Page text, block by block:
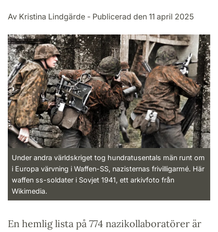
Av Kristina Lindgärde - Publicerad den 11 april 2025
Under andra världskriget tog hundratusentals män runt om
i Europa värvning i Waffen-SS, nazisternas frivilligarmé. Här
waffen ss-soldater i Sovjet 1941, ett arkivfoto från
Wikimedia.
En hemlig lista på 774 nazikollaboratörer är